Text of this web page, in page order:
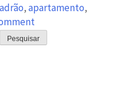
,apartamento,
Tendências
para